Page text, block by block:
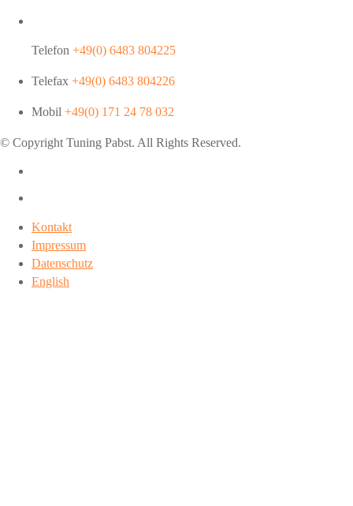
Telefon +49(0) 6483 804225
Telefax +49(0) 6483 804226
Mobil +49(0) 171 24 78 032
© Copyright Tuning Pabst. All Rights Reserved.
Kontakt
Impressum
Datenschutz
English